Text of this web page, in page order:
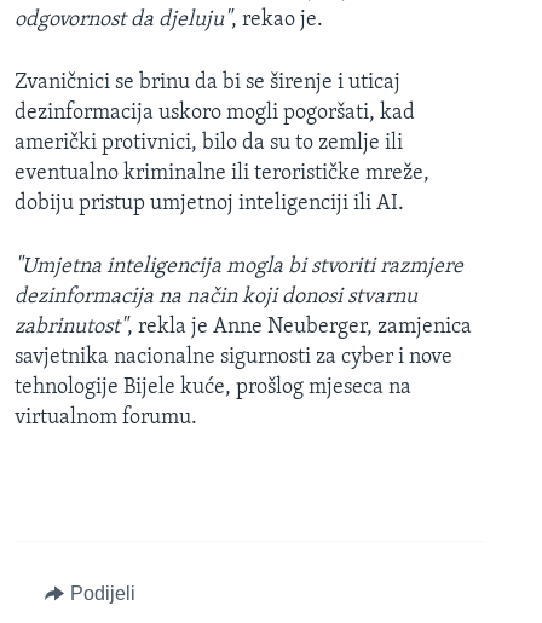
odgovornost da djeluju", rekao je.
Zvaničnici se brinu da bi se širenje i uticaj
dezinformacija uskoro mogli pogoršati, kad
američki protivnici, bilo da su to zemlje ili
eventualno kriminalne ili terorističke mreže,
dobiju pristup umjetnoj inteligenciji ili AI.
"Umjetna inteligencija mogla bi stvoriti razmjere
dezinformacija na način koji donosi stvarnu
zabrinutost", rekla je Anne Neuberger, zamjenica
savjetnika nacionalne sigurnosti za cyber i nove
tehnologije Bijele kuće, prošlog mjeseca na
virtualnom forumu.
Podijeli